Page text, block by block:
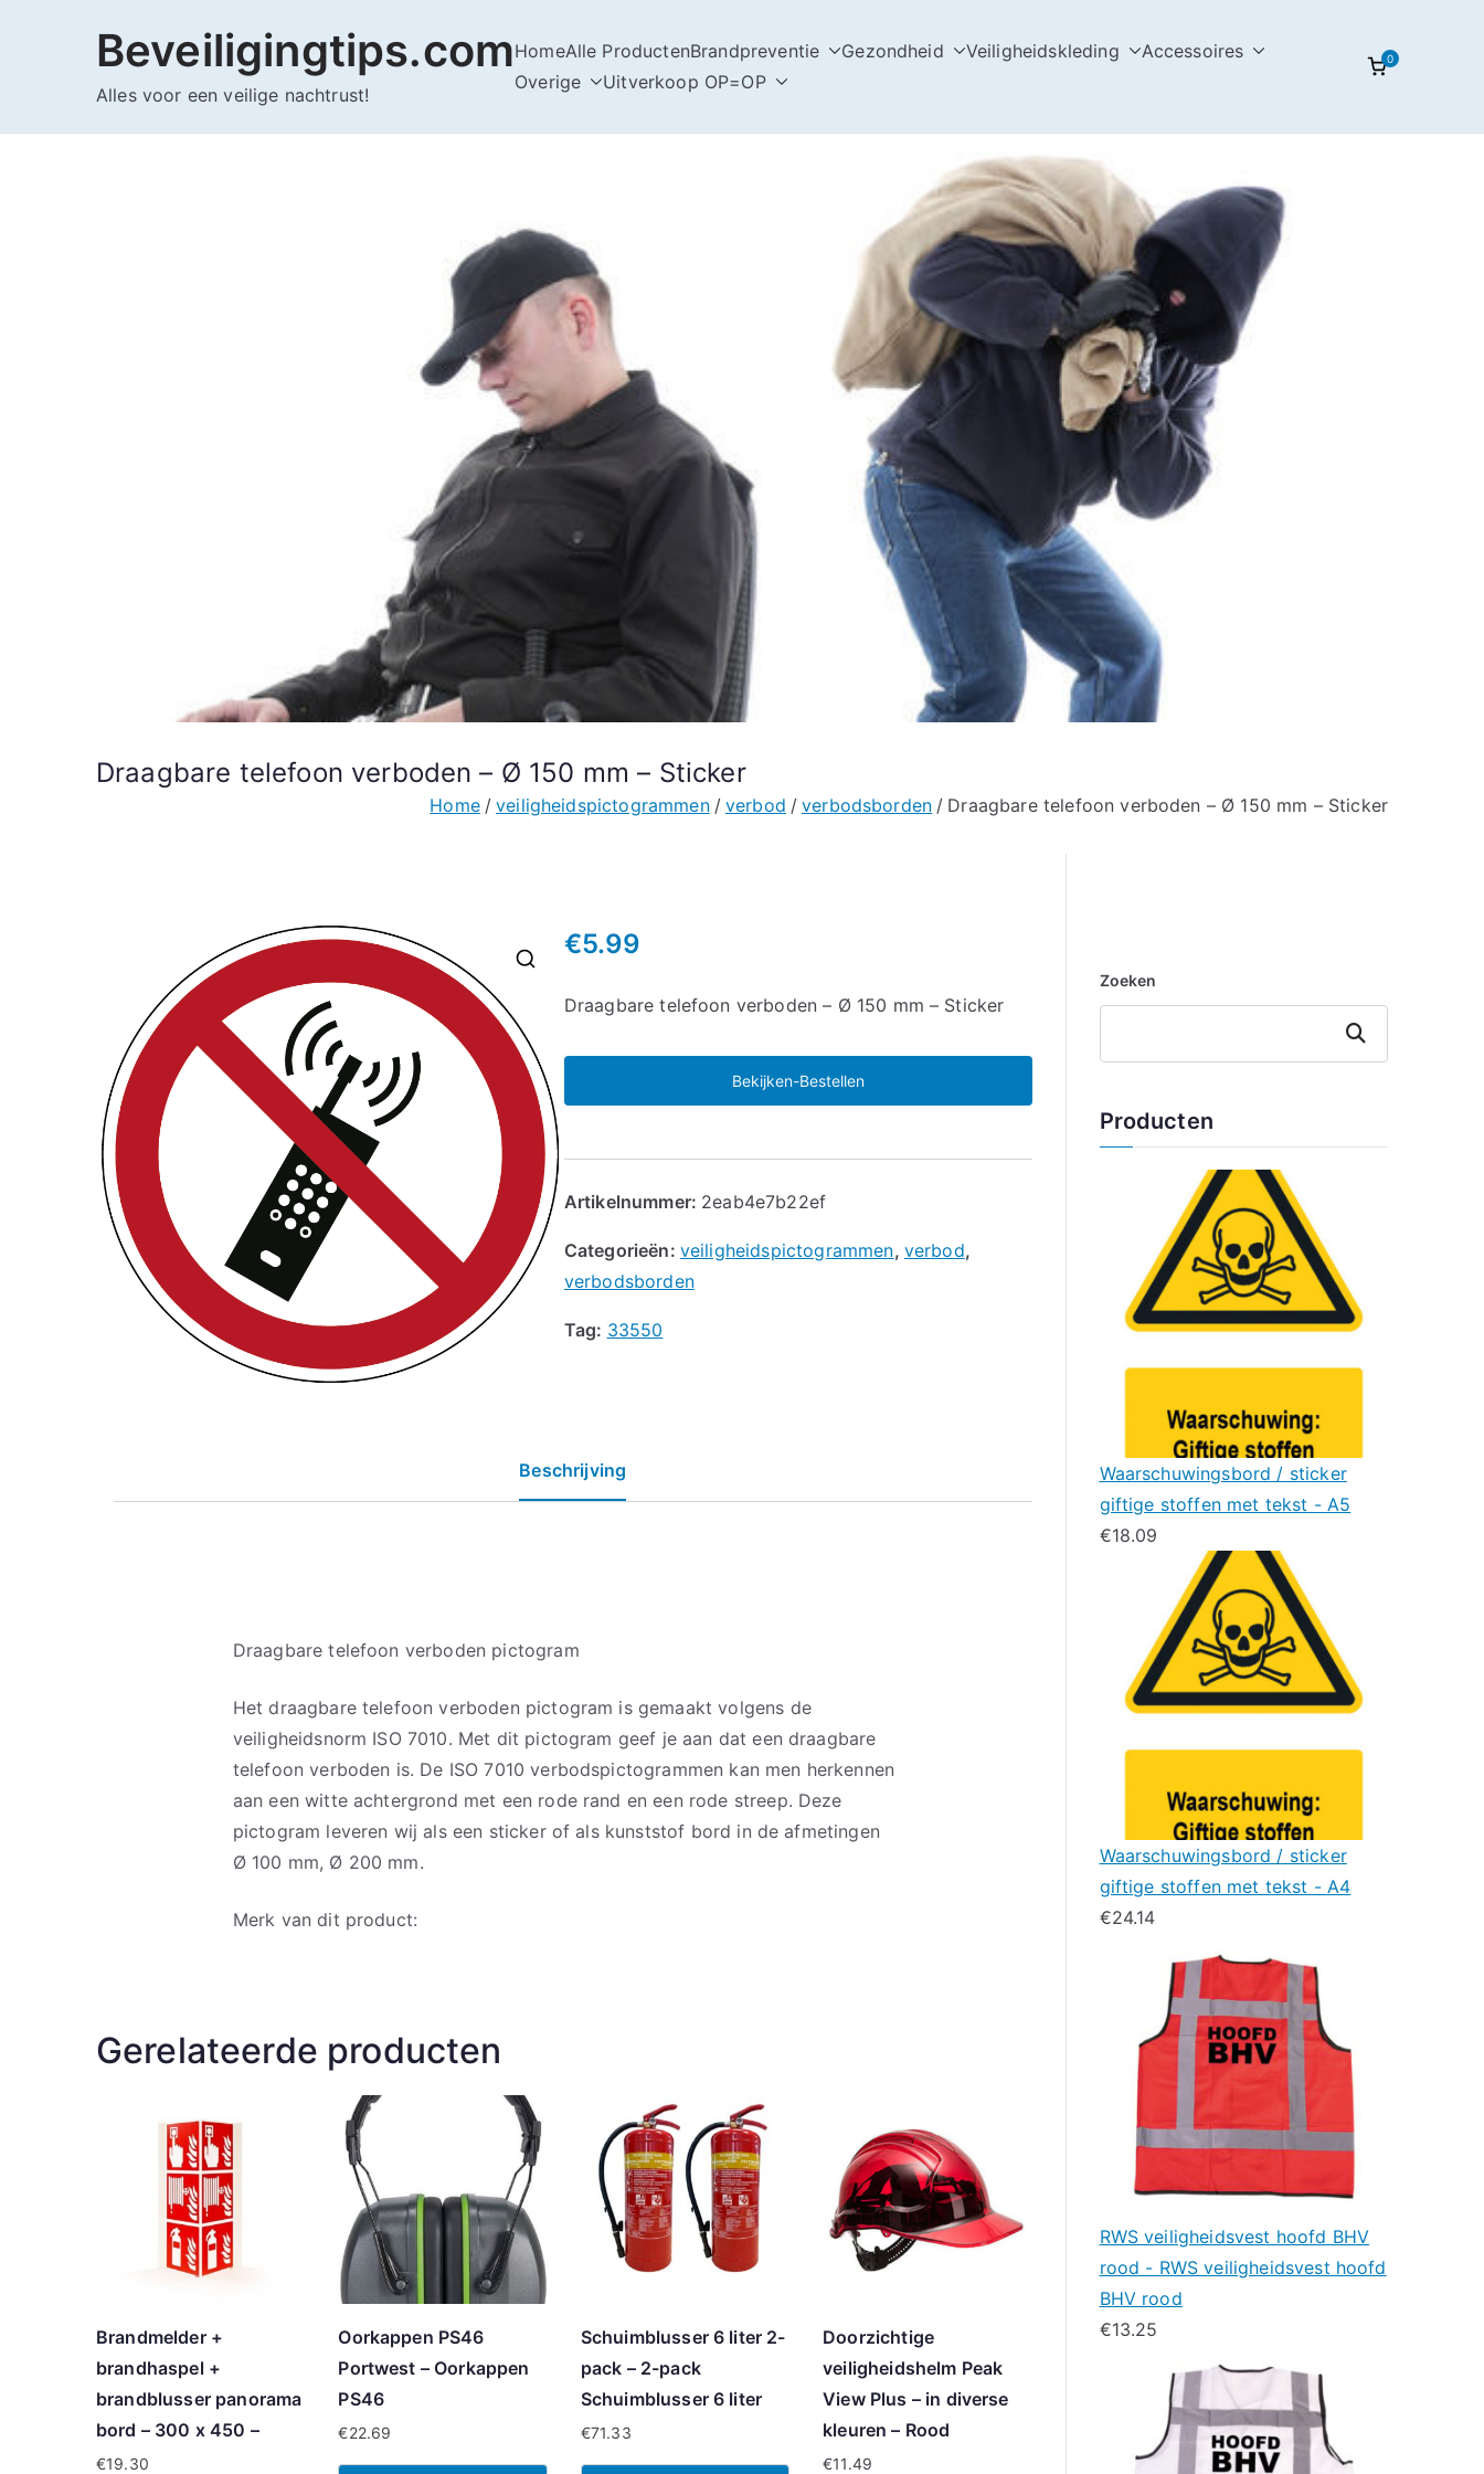
Beveiligingtips.com
Alles voor een veilige nachtrust!
HomeAlle ProductenBrandpreventie Gezondheid Veiligheidskleding
Accessoires
Overige
Uitverkoop OP=OP
0
Draagbare telefoon verboden – Ø 150 mm – Sticker
Home veiligheidspictogrammen verbod verbodsborden Draagbare telefoon verboden – Ø 150 mm – Sticker
€5.99
Draagbare telefoon verboden – Ø 150 mm – Sticker
Bekijken-Bestellen
Artikelnummer: 2eab4e7b22ef
Categorieën: veiligheidspictogrammen, verbod,
verbodsborden
Tag: 33550
Beschrijving
Draagbare telefoon verboden pictogram
Het draagbare telefoon verboden pictogram is gemaakt volgens de
veiligheidsnorm ISO 7010. Met dit pictogram geef je aan dat een draagbare
telefoon verboden is. De ISO 7010 verbodspictogrammen kan men herkennen
aan een witte achtergrond met een rode rand en een rode streep. Deze
pictogram leveren wij als een sticker of als kunststof bord in de afmetingen
Ø 100 mm, Ø 200 mm.
Merk van dit product:
Gerelateerde producten
Brandmelder +
brandhaspel +
brandblusser panorama
bord – 300 x 450 –
€19.30
Oorkappen PS46
Portwest – Oorkappen
PS46
€22.69
Schuimblusser 6 liter 2-
pack – 2-pack
Schuimblusser 6 liter
€71.33
Doorzichtige
veiligheidshelm Peak
View Plus – in diverse
kleuren – Rood
€11.49
Zoeken
Zoeken
Producten
Waarschuwingsbord / sticker
giftige stoffen met tekst - A5
€18.09
Waarschuwingsbord / sticker
giftige stoffen met tekst - A4
€24.14
RWS veiligheidsvest hoofd BHV
rood - RWS veiligheidsvest hoofd
BHV rood
€13.25